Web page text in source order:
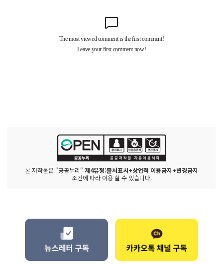
본 저작물은 "공공누리" 제4유형:출처표시+상업적 이용금지+변경금지
조건에 따라 이용 할 수 있습니다.